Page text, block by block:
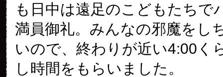
も日中は遠足のこどもたちで
満員御礼。みんなの邪魔をし
いので、終わりが近い4:00く
し時間をもらいました。